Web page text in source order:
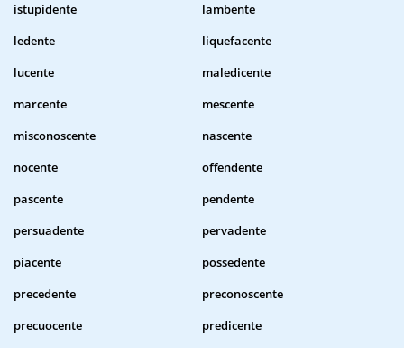
istupidente
lambente
ledente
liquefacente
lucente
maledicente
marcente
mescente
misconoscente
nascente
nocente
offendente
pascente
pendente
persuadente
pervadente
piacente
possedente
precedente
preconoscente
precuocente
predicente